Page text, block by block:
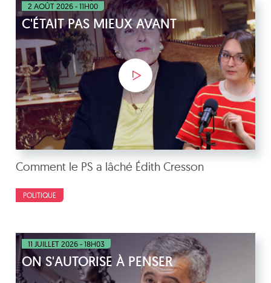
2 AOÛT 2026 - 11H00
C'ÉTAIT PAS MIEUX AVANT
Comment le PS a lâché Édith Cresson
POLITIQUE
11 JUILLET 2026 - 18H03
ON S'AUTORISE À PENSER